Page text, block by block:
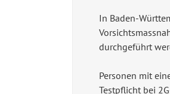
In Baden-
durchgeführt
Personen mit
Testpflicht bei